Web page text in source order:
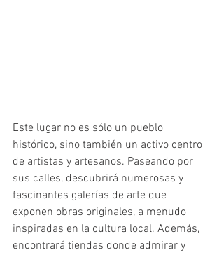
Este lugar no es sólo un pueblo
histórico, sino también un activo centro
de artistas y artesanos. Paseando por
sus calles, descubrirá numerosas y
fascinantes galerías de arte que
exponen obras originales, a menudo
inspiradas en la cultura local. Además,
encontrará tiendas donde admirar y